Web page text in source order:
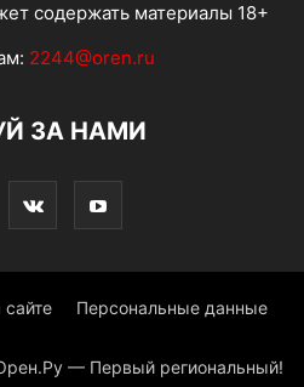
содержать материалы 18+
2244@oren.ru
ЗА НАМИ
Персональные данные
— Первый региональный!